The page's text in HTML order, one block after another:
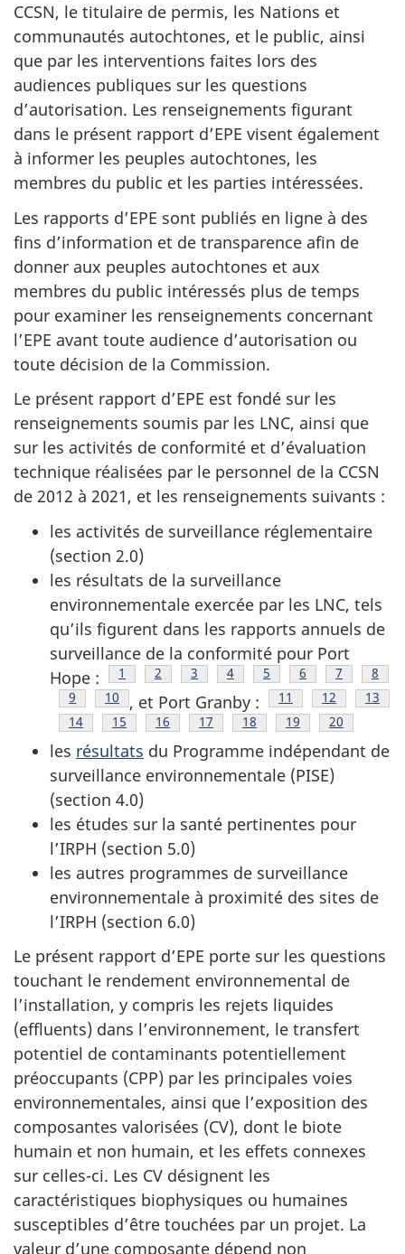
CCSN, le titulaire de permis, les Nations et
communautés autochtones, et le public, ainsi
que par les interventions faites lors des
audiences publiques sur les questions
d’autorisation. Les renseignements figurant
dans le présent rapport d’EPE visent également
à informer les peuples autochtones, les
membres du public et les parties intéressées.
Les rapports d’EPE sont publiés en ligne à des
fins d’information et de transparence afin de
donner aux peuples autochtones et aux
membres du public intéressés plus de temps
pour examiner les renseignements concernant
l’EPE avant toute audience d’autorisation ou
toute décision de la Commission.
Le présent rapport d’EPE est fondé sur les
renseignements soumis par les LNC, ainsi que
sur les activités de conformité et d’évaluation
technique réalisées par le personnel de la CCSN
de 2012 à 2021, et les renseignements suivants :
les activités de surveillance réglementaire
(section 2.0)
les résultats de la surveillance
environnementale exercée par les LNC, tels
qu’ils figurent dans les rapports annuels de
surveillance de la conformité pour Port
Hope :
Note de bas de page
1 Note de bas de page
2 Note de bas de page
3 Note de bas de page
4 Note de bas de page
5 Note de bas de
6 Note de
7 Note
8
Note de bas de page
9 Note de bas de page
10 , et Port Granby : Note de bas de page
11 Note de bas
12 Note
13
Note de bas de page
14 Note de bas de page
15 Note de bas de page
16 Note de bas de page
17 Note de bas de page
18 Note de bas de
19 Note de
20
les résultats du Programme indépendant de
surveillance environnementale (PISE)
(section 4.0)
les études sur la santé pertinentes pour
l’IRPH (section 5.0)
les autres programmes de surveillance
environnementale à proximité des sites de
l’IRPH (section 6.0)
Le présent rapport d’EPE porte sur les questions
touchant le rendement environnemental de
l’installation, y compris les rejets liquides
(effluents) dans l’environnement, le transfert
potentiel de contaminants potentiellement
préoccupants (CPP) par les principales voies
environnementales, ainsi que l’exposition des
composantes valorisées (CV), dont le biote
humain et non humain, et les effets connexes
sur celles-ci. Les CV désignent les
caractéristiques biophysiques ou humaines
susceptibles d’être touchées par un projet. La
valeur d’une composante dépend non